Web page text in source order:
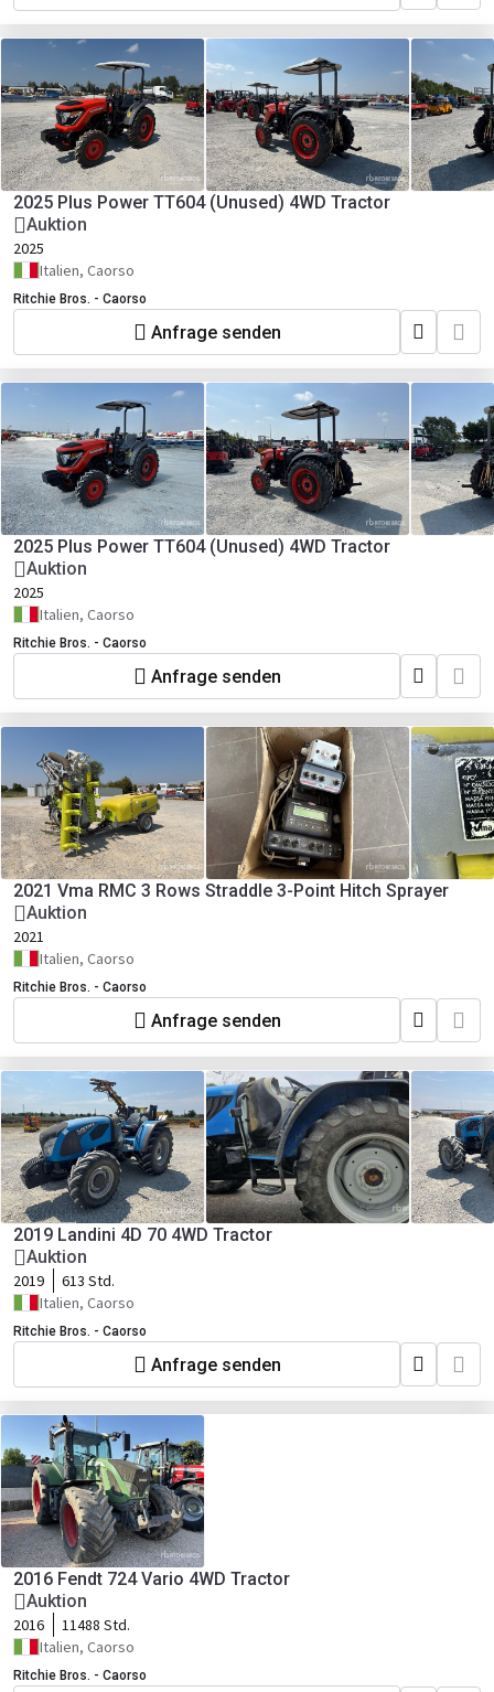
2025 Plus Power TT604 (Unused) 4WD Tractor
Auktion
2025
Italien, Caorso
Ritchie Bros. - Caorso
Anfrage senden
2025 Plus Power TT604 (Unused) 4WD Tractor
Auktion
2025
Italien, Caorso
Ritchie Bros. - Caorso
Anfrage senden
2021 Vma RMC 3 Rows Straddle 3-Point Hitch Sprayer
Auktion
2021
Italien, Caorso
Ritchie Bros. - Caorso
Anfrage senden
2019 Landini 4D 70 4WD Tractor
Auktion
2019
613 Std.
Italien, Caorso
Ritchie Bros. - Caorso
Anfrage senden
2016 Fendt 724 Vario 4WD Tractor
Auktion
2016
11488 Std.
Italien, Caorso
Ritchie Bros. - Caorso